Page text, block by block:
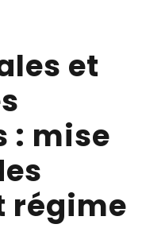
et
: mise
régime